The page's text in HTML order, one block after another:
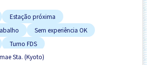
Estação próxima
Sem experiência OK
Turno FDS
Sta. (Kyoto)